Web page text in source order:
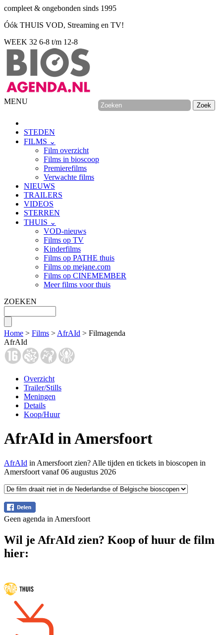
compleet & ongebonden sinds 1995
Óók THUIS VOD, Streaming en TV!
WEEK 32 6-8 t/m 12-8
MENU
STEDEN
FILMS ⌄
Film overzicht
Films in bioscoop
Premierefilms
Verwachte films
NIEUWS
TRAILERS
VIDEOS
STERREN
THUIS ⌄
VOD-nieuws
Films op TV
Kinderfilms
Films op PATHE thuis
Films op mejane.com
Films op CINEMEMBER
Meer films voor thuis
ZOEKEN
Home > Films > AfrAId > Filmagenda
AfrAId
Overzicht
Trailer/Stills
Meningen
Details
Koop/Huur
AfrAId in Amersfoort
AfrAId in Amersfoort zien? Alle tijden en tickets in bioscopen in
Amersfoort vanaf 06 augustus 2026
Geen agenda in Amersfoort
Wil je AfrAId zien? Koop of huur de film
hier: